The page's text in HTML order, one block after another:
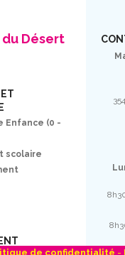
Désert
Enfance (0 -
scolaire
de confidentialité -